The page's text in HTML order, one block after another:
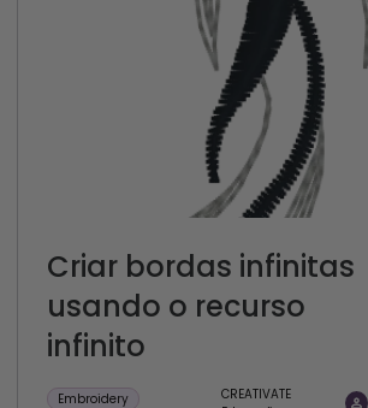
Criar bordas infinitas
usando o recurso
infinito
Embroidery
CREATIVATE